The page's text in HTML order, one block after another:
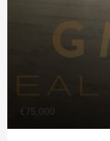
€75,000